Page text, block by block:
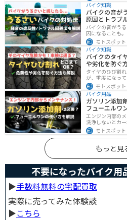
の基本と暑さ対策
バイク知識
バイクの音が
原因とトラブ
バイクの音がう
因になることも
になるケースを
の方法、さらに
処法まで紹介し
人も必見の内容
モトスポット
バイク知識
バイクのタイ
や劣化を防ぐ
タイヤのひび割
が、重度になっ
が必要です。ど
割れを防ぐ方法
乗るためにもし
モトスポット
バイク用品
ガソリン添加
フューエルワ
エンジン内部の
洗浄しないとカ
悪化、燃焼以上
原因になります
ジン内部も綺麗
モトスポット
もっと見
不要になったバイク用
▶︎手数料無料の宅配買取
実際に売ってみた体験談
▶︎こちら